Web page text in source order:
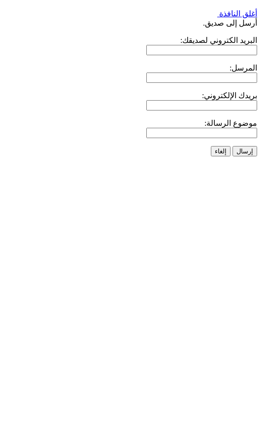
أغلق النافذة
أرسل إلى صديق.
البريد الكتروني لصديقك:
المرسل:
بريدك الإلكتروني:
موضوع الرسالة:
إرسال إلغاء